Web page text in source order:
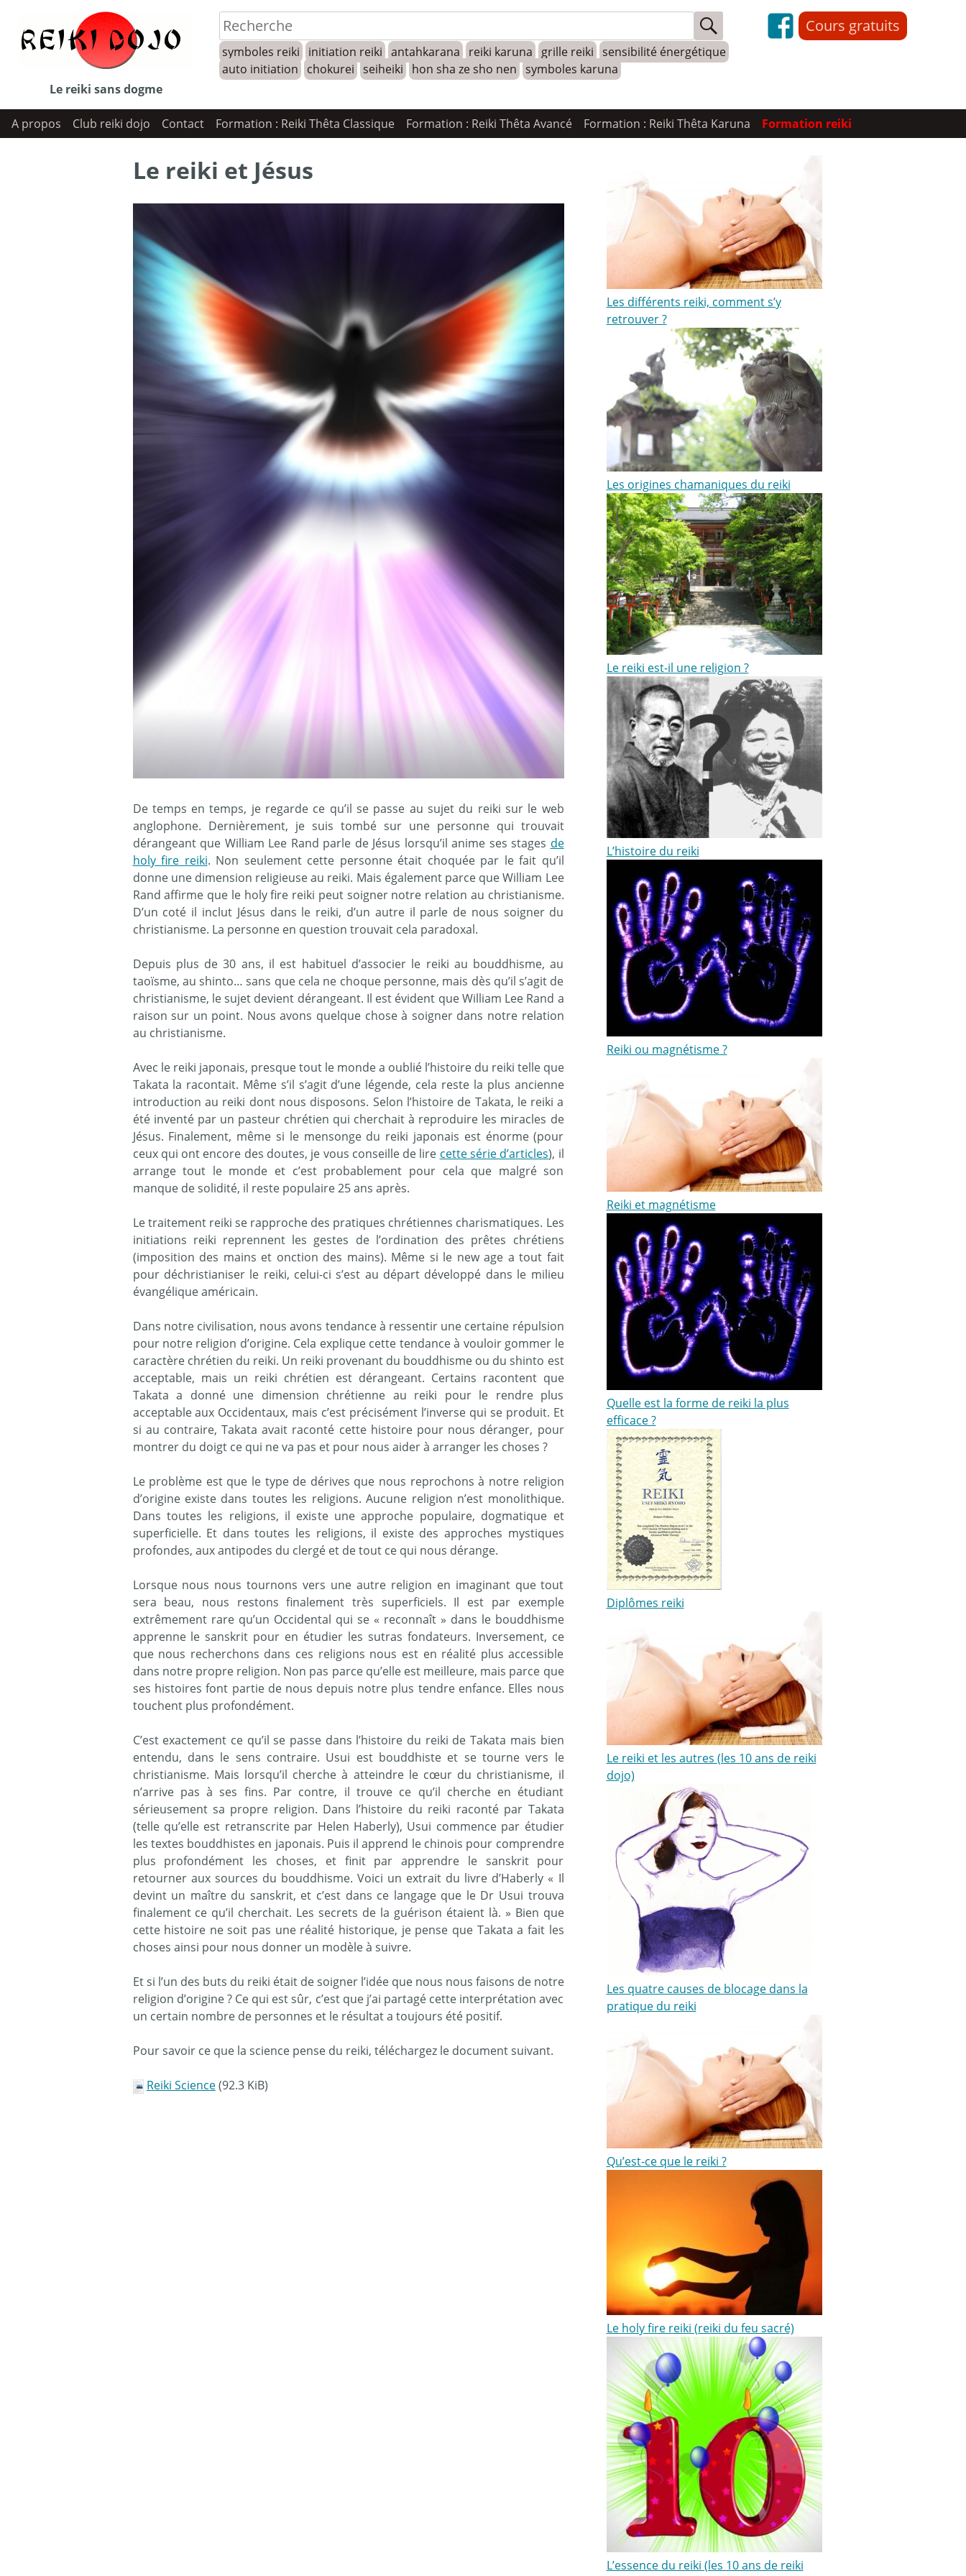
content
Le reiki sans dogme
symboles reiki initiation reiki antahkarana reiki karuna grille reiki sensibilité énergétique
auto initiation
chokurei seiheiki hon sha ze sho nen symboles karuna
Cours gratuits
A propos Club reiki dojo Contact Formation : Reiki Thêta Classique Formation : Reiki Thêta Avancé Formation : Reiki Thêta Karuna Formation reiki
Le reiki et Jésus
De temps en temps, je regarde ce qu’il se passe au sujet du reiki sur le web
anglophone. Dernièrement, je suis tombé sur une personne qui trouvait
dérangeant que William Lee Rand parle de Jésus lorsqu’il anime ses stages de
holy fire reiki. Non seulement cette personne était choquée par le fait qu’il
donne une dimension religieuse au reiki. Mais également parce que William Lee
Rand affirme que le holy fire reiki peut soigner notre relation au christianisme.
D’un coté il inclut Jésus dans le reiki, d’un autre il parle de nous soigner du
christianisme. La personne en question trouvait cela paradoxal.
Depuis plus de 30 ans, il est habituel d’associer le reiki au bouddhisme, au
taoïsme, au shinto… sans que cela ne choque personne, mais dès qu’il s’agit de
christianisme, le sujet devient dérangeant. Il est évident que William Lee Rand a
raison sur un point. Nous avons quelque chose à soigner dans notre relation
au christianisme.
Avec le reiki japonais, presque tout le monde a oublié l’histoire du reiki telle que
Takata la racontait. Même s’il s’agit d’une légende, cela reste la plus ancienne
introduction au reiki dont nous disposons. Selon l’histoire de Takata, le reiki a
été inventé par un pasteur chrétien qui cherchait à reproduire les miracles de
Jésus. Finalement, même si le mensonge du reiki japonais est énorme (pour
ceux qui ont encore des doutes, je vous conseille de lire cette série d’articles), il
arrange tout le monde et c’est probablement pour cela que malgré son
manque de solidité, il reste populaire 25 ans après.
Le traitement reiki se rapproche des pratiques chrétiennes charismatiques. Les
initiations reiki reprennent les gestes de l’ordination des prêtes chrétiens
(imposition des mains et onction des mains). Même si le new age a tout fait
pour déchristianiser le reiki, celui-ci s’est au départ développé dans le milieu
évangélique américain.
Dans notre civilisation, nous avons tendance à ressentir une certaine répulsion
pour notre religion d’origine. Cela explique cette tendance à vouloir gommer le
caractère chrétien du reiki. Un reiki provenant du bouddhisme ou du shinto est
acceptable, mais un reiki chrétien est dérangeant. Certains racontent que
Takata a donné une dimension chrétienne au reiki pour le rendre plus
acceptable aux Occidentaux, mais c’est précisément l’inverse qui se produit. Et
si au contraire, Takata avait raconté cette histoire pour nous déranger, pour
montrer du doigt ce qui ne va pas et pour nous aider à arranger les choses ?
Le problème est que le type de dérives que nous reprochons à notre religion
d’origine existe dans toutes les religions. Aucune religion n’est monolithique.
Dans toutes les religions, il existe une approche populaire, dogmatique et
superficielle. Et dans toutes les religions, il existe des approches mystiques
profondes, aux antipodes du clergé et de tout ce qui nous dérange.
Lorsque nous nous tournons vers une autre religion en imaginant que tout
sera beau, nous restons finalement très superficiels. Il est par exemple
extrêmement rare qu’un Occidental qui se « reconnaît » dans le bouddhisme
apprenne le sanskrit pour en étudier les sutras fondateurs. Inversement, ce
que nous recherchons dans ces religions nous est en réalité plus accessible
dans notre propre religion. Non pas parce qu’elle est meilleure, mais parce que
ses histoires font partie de nous depuis notre plus tendre enfance. Elles nous
touchent plus profondément.
C’est exactement ce qu’il se passe dans l’histoire du reiki de Takata mais bien
entendu, dans le sens contraire. Usui est bouddhiste et se tourne vers le
christianisme. Mais lorsqu’il cherche à atteindre le cœur du christianisme, il
n’arrive pas à ses fins. Par contre, il trouve ce qu’il cherche en étudiant
sérieusement sa propre religion. Dans l’histoire du reiki raconté par Takata
(telle qu’elle est retranscrite par Helen Haberly), Usui commence par étudier
les textes bouddhistes en japonais. Puis il apprend le chinois pour comprendre
plus profondément les choses, et finit par apprendre le sanskrit pour
retourner aux sources du bouddhisme. Voici un extrait du livre d’Haberly « Il
devint un maître du sanskrit, et c’est dans ce langage que le Dr Usui trouva
finalement ce qu’il cherchait. Les secrets de la guérison étaient là. » Bien que
cette histoire ne soit pas une réalité historique, je pense que Takata a fait les
choses ainsi pour nous donner un modèle à suivre.
Et si l’un des buts du reiki était de soigner l’idée que nous nous faisons de notre
religion d’origine ? Ce qui est sûr, c’est que j’ai partagé cette interprétation avec
un certain nombre de personnes et le résultat a toujours été positif.
Pour savoir ce que la science pense du reiki, téléchargez le document suivant.
Reiki Science(92.3 KiB)
Les différents reiki, comment s’y
retrouver ?
Les origines chamaniques du reiki
Le reiki est-il une religion ?
L’histoire du reiki
Reiki ou magnétisme ?
Reiki et magnétisme
Quelle est la forme de reiki la plus
efficace ?
Diplômes reiki
Le reiki et les autres (les 10 ans de reiki
dojo)
Les quatre causes de blocage dans la
pratique du reiki
Qu’est-ce que le reiki ?
Le holy fire reiki (reiki du feu sacré)
L’essence du reiki (les 10 ans de reiki